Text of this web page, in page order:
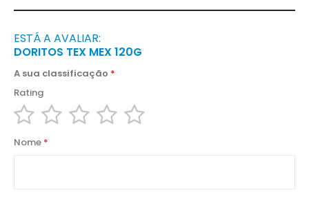
ESTÁ A AVALIAR:
DORITOS TEX MEX 120G
A sua classificação
Rating
star
stars
stars
stars
stars
Nome